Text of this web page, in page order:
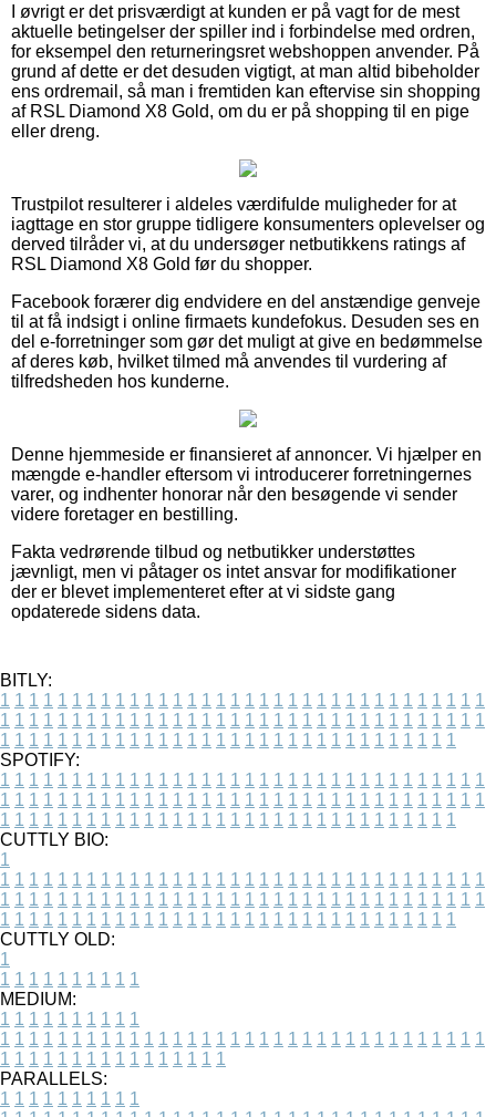
I øvrigt er det prisværdigt at kunden er på vagt for de mest
aktuelle betingelser der spiller ind i forbindelse med ordren,
for eksempel den returneringsret webshoppen anvender. På
grund af dette er det desuden vigtigt, at man altid bibeholder
ens ordremail, så man i fremtiden kan eftervise sin shopping
af RSL Diamond X8 Gold, om du er på shopping til en pige
eller dreng.
Trustpilot resulterer i aldeles værdifulde muligheder for at
iagttage en stor gruppe tidligere konsumenters oplevelser og
derved tilråder vi, at du undersøger netbutikkens ratings af
RSL Diamond X8 Gold før du shopper.
Facebook forærer dig endvidere en del anstændige genveje
til at få indsigt i online firmaets kundefokus. Desuden ses en
del e-forretninger som gør det muligt at give en bedømmelse
af deres køb, hvilket tilmed må anvendes til vurdering af
tilfredsheden hos kunderne.
Denne hjemmeside er finansieret af annoncer. Vi hjælper en
mængde e-handler eftersom vi introducerer forretningernes
varer, og indhenter honorar når den besøgende vi sender
videre foretager en bestilling.
Fakta vedrørende tilbud og netbutikker understøttes
jævnligt, men vi påtager os intet ansvar for modifikationer
der er blevet implementeret efter at vi sidste gang
opdaterede sidens data.
BITLY:
1 1 1 1 1 1 1 1 1 1 1 1 1 1 1 1 1 1 1 1 1 1 1 1 1 1 1 1 1 1 1 1 1 1
1 1 1 1 1 1 1 1 1 1 1 1 1 1 1 1 1 1 1 1 1 1 1 1 1 1 1 1 1 1 1 1 1 1
1 1 1 1 1 1 1 1 1 1 1 1 1 1 1 1 1 1 1 1 1 1 1 1 1 1 1 1 1 1 1 1
SPOTIFY:
1 1 1 1 1 1 1 1 1 1 1 1 1 1 1 1 1 1 1 1 1 1 1 1 1 1 1 1 1 1 1 1 1 1
1 1 1 1 1 1 1 1 1 1 1 1 1 1 1 1 1 1 1 1 1 1 1 1 1 1 1 1 1 1 1 1 1 1
1 1 1 1 1 1 1 1 1 1 1 1 1 1 1 1 1 1 1 1 1 1 1 1 1 1 1 1 1 1 1 1
CUTTLY BIO:
1
1 1 1 1 1 1 1 1 1 1 1 1 1 1 1 1 1 1 1 1 1 1 1 1 1 1 1 1 1 1 1 1 1 1
1 1 1 1 1 1 1 1 1 1 1 1 1 1 1 1 1 1 1 1 1 1 1 1 1 1 1 1 1 1 1 1 1 1
1 1 1 1 1 1 1 1 1 1 1 1 1 1 1 1 1 1 1 1 1 1 1 1 1 1 1 1 1 1 1 1
CUTTLY OLD:
1
1 1 1 1 1 1 1 1 1 1
MEDIUM:
1 1 1 1 1 1 1 1 1 1
1 1 1 1 1 1 1 1 1 1 1 1 1 1 1 1 1 1 1 1 1 1 1 1 1 1 1 1 1 1 1 1 1 1
1 1 1 1 1 1 1 1 1 1 1 1 1 1 1 1
PARALLELS:
1 1 1 1 1 1 1 1 1 1